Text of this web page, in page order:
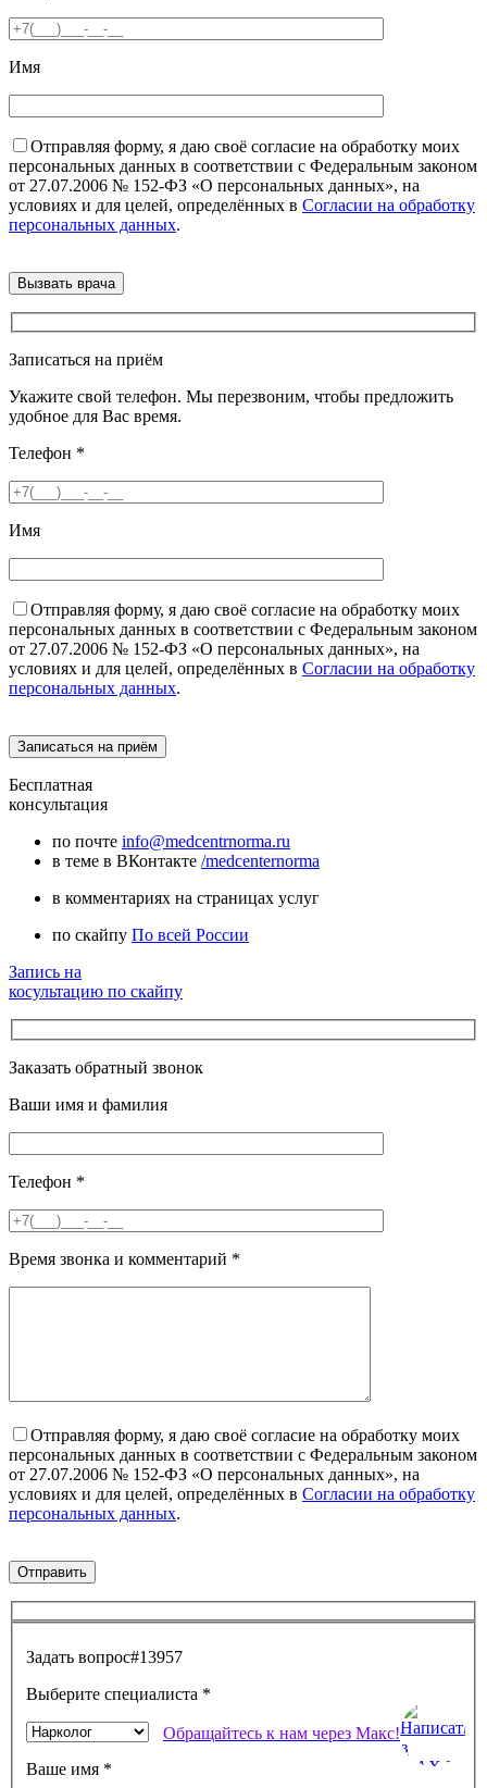
Имя
Отправляя форму, я даю своё согласие на обработку моих
персональных данных в соответствии с Федеральным законом
от 27.07.2006 № 152-ФЗ «О персональных данных», на
условиях и для целей, определённых в Согласии на обработку
персональных данных.
Записаться на приём
Укажите свой телефон. Мы перезвоним, чтобы предложить
удобное для Вас время.
Телефон *
Имя
Отправляя форму, я даю своё согласие на обработку моих
персональных данных в соответствии с Федеральным законом
от 27.07.2006 № 152-ФЗ «О персональных данных», на
условиях и для целей, определённых в Согласии на обработку
персональных данных.
Бесплатная
консультация
по почте info@medcentrnorma.ru
в теме в ВКонтакте /medcenternorma
в комментариях на страницах услуг
по скайпу По всей России
Запись на
косультацию по скайпу
Заказать обратный звонок
Ваши имя и фамилия
Телефон *
Время звонка и комментарий *
Отправляя форму, я даю своё согласие на обработку моих
персональных данных в соответствии с Федеральным законом
от 27.07.2006 № 152-ФЗ «О персональных данных», на
условиях и для целей, определённых в Согласии на обработку
персональных данных.
Задать вопрос#13957
Выберите специалиста *
Ваше имя *
Обращайтесь к нам через Макс!